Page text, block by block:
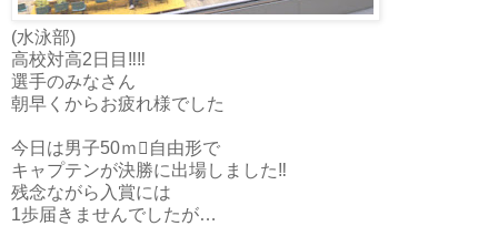
(水泳部)
高校対高2日目‼︎‼︎
選手のみなさん
朝早くからお疲れ様でした
今日は男子50ｍ自由形で
キャプテンが決勝に出場しました‼︎
残念ながら入賞には
1歩届きませんでしたが…